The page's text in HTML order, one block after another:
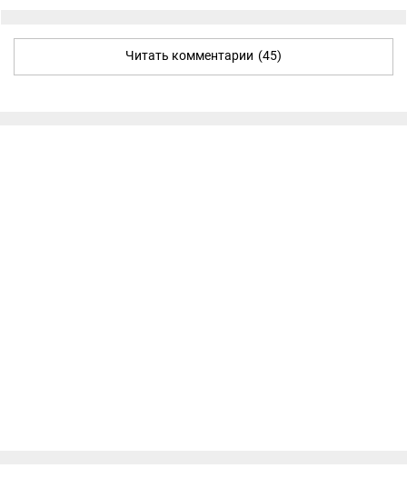
Читать комментарии (45)